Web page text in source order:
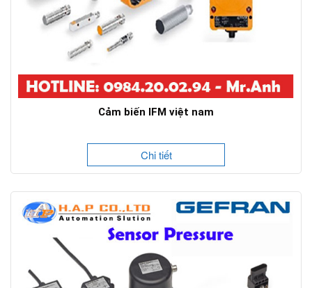
Cảm biến IFM việt nam
Chi tiết